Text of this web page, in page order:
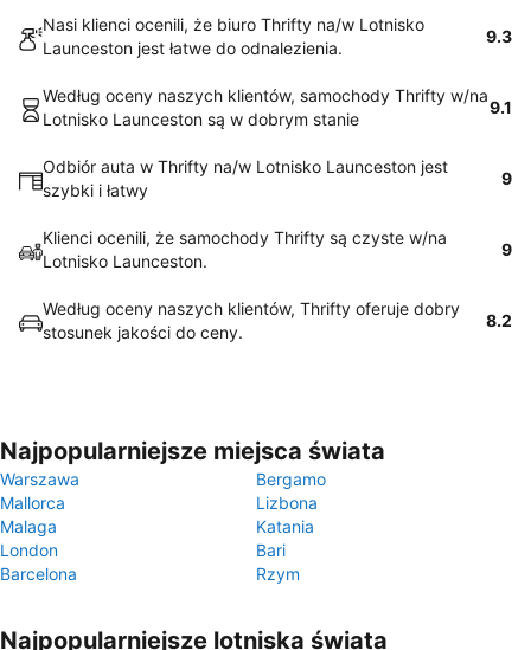
Nasi klienci ocenili, że biuro Thrifty na/w Lotnisko
Launceston jest łatwe do odnalezienia.
9.3
Według oceny naszych klientów, samochody Thrifty w/na
Lotnisko Launceston są w dobrym stanie
9.1
Odbiór auta w Thrifty na/w Lotnisko Launceston jest
szybki i łatwy
9
Klienci ocenili, że samochody Thrifty są czyste w/na
Lotnisko Launceston.
9
Według oceny naszych klientów, Thrifty oferuje dobry
stosunek jakości do ceny.
8.2
Najpopularniejsze miejsca świata
Warszawa
Bergamo
Mallorca
Lizbona
Malaga
Katania
London
Bari
Barcelona
Rzym
Najpopularniejsze lotniska świata